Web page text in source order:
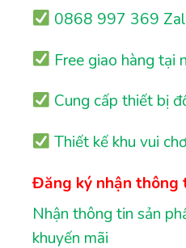
0868 997 369
Free giao hàng tại
Cung cấp thiết bị
Thiết kế khu vui
Đăng ký nhận thông
Nhận thông tin sản
khuyến mãi